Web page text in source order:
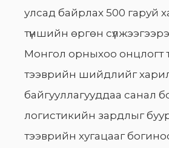
улсад байрлах 500 гаруй
түншийн өргөн
Монгол орныхоо онцлогт
тээврийн шийдлийг
байгууллагууддаа санал
логистикийн зардлыг
тээврийн хугацааг